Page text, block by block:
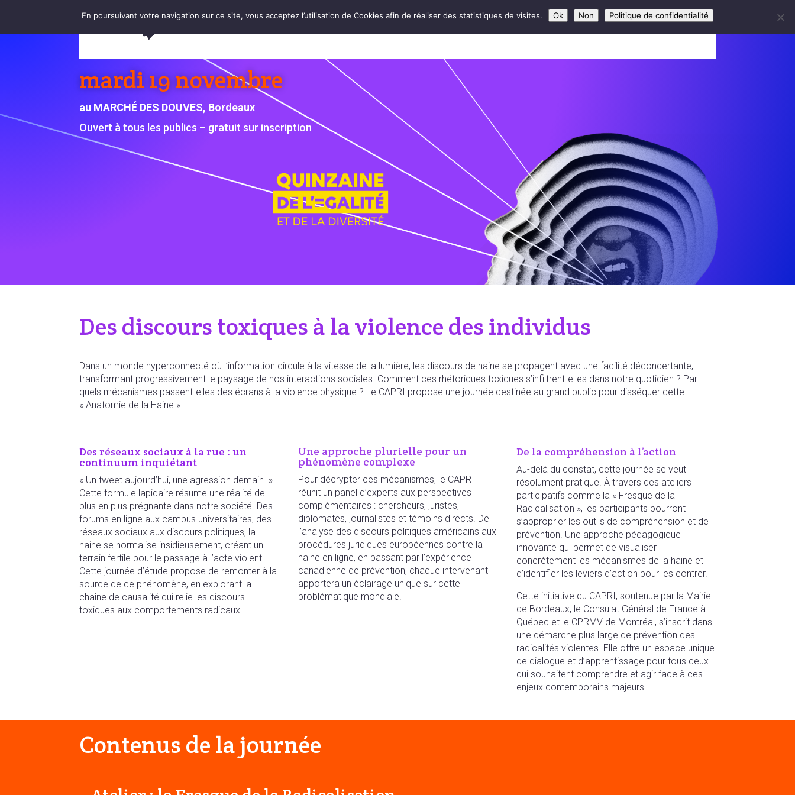
ANATOMIE DE LA HAINE
mardi 19 novembre
au MARCHÉ DES DOUVES, Bordeaux
Ouvert à tous les publics – gratuit sur inscription
Des discours toxiques à la violence des individus
Dans un monde hyperconnecté où l’information circule à la vitesse de la lumière, les discours de haine se propagent avec une facilité déconcertante,
transformant progressivement le paysage de nos interactions sociales. Comment ces rhétoriques toxiques s’infiltrent-elles dans notre quotidien ? Par
quels mécanismes passent-elles des écrans à la violence physique ? Le CAPRI propose une journée destinée au grand public pour disséquer cette
« Anatomie de la Haine ».
Des réseaux sociaux à la rue : un
continuum inquiétant
« Un tweet aujourd’hui, une agression demain. »
Cette formule lapidaire résume une réalité de
plus en plus prégnante dans notre société. Des
forums en ligne aux campus universitaires, des
réseaux sociaux aux discours politiques, la
haine se normalise insidieusement, créant un
terrain fertile pour le passage à l’acte violent.
Cette journée d’étude propose de remonter à la
source de ce phénomène, en explorant la
chaîne de causalité qui relie les discours
toxiques aux comportements radicaux.
Une approche plurielle pour un
phénomène complexe
Pour décrypter ces mécanismes, le CAPRI
réunit un panel d’experts aux perspectives
complémentaires : chercheurs, juristes,
diplomates, journalistes et témoins directs. De
l’analyse des discours politiques américains aux
procédures juridiques européennes contre la
haine en ligne, en passant par l’expérience
canadienne de prévention, chaque intervenant
apportera un éclairage unique sur cette
problématique mondiale.
De la compréhension à l’action
Au-delà du constat, cette journée se veut
résolument pratique. À travers des ateliers
participatifs comme la « Fresque de la
Radicalisation », les participants pourront
s’approprier les outils de compréhension et de
prévention. Une approche pédagogique
innovante qui permet de visualiser
concrètement les mécanismes de la haine et
d’identifier les leviers d’action pour les contrer.
Cette initiative du CAPRI, soutenue par la Mairie
de Bordeaux, le Consulat Général de France à
Québec et le CPRMV de Montréal, s’inscrit dans
une démarche plus large de prévention des
radicalités violentes. Elle offre un espace unique
de dialogue et d’apprentissage pour tous ceux
qui souhaitent comprendre et agir face à ces
enjeux contemporains majeurs.
Contenus de la journée
En poursuivant votre navigation sur ce site, vous acceptez l’utilisation de Cookies afin de réaliser des statistiques de visites. Ok Non Politique de confidentialité